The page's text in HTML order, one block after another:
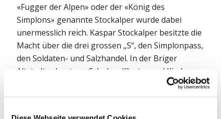
«Fugger der Alpen» oder der «König des
Simplons» genannte Stockalper wurde dabei
unermesslich reich. Kaspar Stockalper besitzte die
Macht über die drei grossen „S“, den Simplonpass,
den Soldaten- und Salzhandel. In der Briger
Altstadt erbaute er Schulen, Kloster und Kirchen.
Besonders imposant ist natürlich sein Schloss, der
grösste profane Barockbau der Schweiz.
Stockalper wurde von Kaiser Ferdinand III. als